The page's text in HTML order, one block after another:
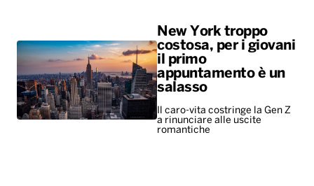
New York troppo
costosa, per i giovani
il primo
appuntamento è un
salasso
Il caro-vita costringe la Gen Z
a rinunciare alle uscite
romantiche